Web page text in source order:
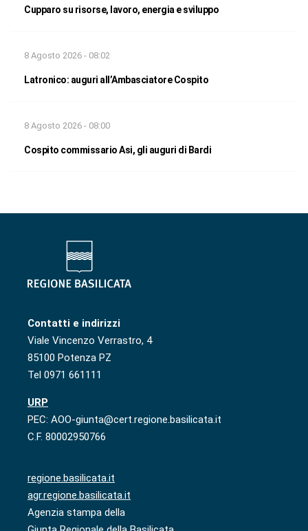
Cupparo su risorse, lavoro, energia e sviluppo
8 Agosto 2026 - 08:02
Latronico: auguri all’Ambasciatore Cospito
8 Agosto 2026 - 08:00
Cospito commissario Asi, gli auguri di Bardi
Contatti e indirizzi
Viale Vincenzo Verrastro, 4
85100 Potenza PZ
Tel 0971 661111
URP
PEC: AOO-giunta@cert.regione.basilicata.it
C.F. 80002950766
regione.basilicata.it
agr.regione.basilicata.it
Agenzia stampa della